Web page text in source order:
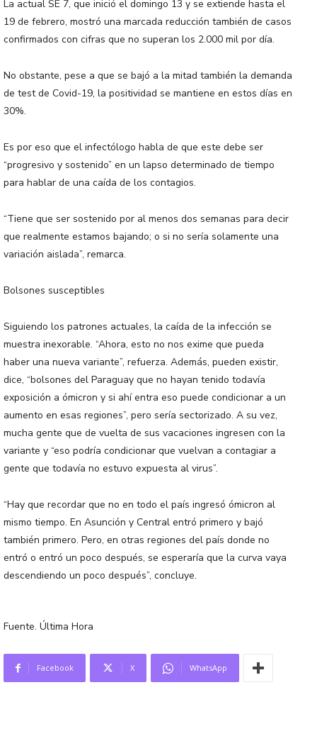
La actual SE 7, que inició el domingo 13 y se extiende hasta el
19 de febrero, mostró una marcada reducción también de casos
confirmados con cifras que no superan los 2.000 mil por día.
No obstante, pese a que se bajó a la mitad también la demanda
de test de Covid-19, la positividad se mantiene en estos días en
30%.
Es por eso que el infectólogo habla de que este debe ser
“progresivo y sostenido” en un lapso determinado de tiempo
para hablar de una caída de los contagios.
“Tiene que ser sostenido por al menos dos semanas para decir
que realmente estamos bajando; o si no sería solamente una
variación aislada”, remarca.
Bolsones susceptibles
Siguiendo los patrones actuales, la caída de la infección se
muestra inexorable. “Ahora, esto no nos exime que pueda
haber una nueva variante”, refuerza. Además, pueden existir,
dice, “bolsones del Paraguay que no hayan tenido todavía
exposición a ómicron y si ahí entra eso puede condicionar a un
aumento en esas regiones”, pero sería sectorizado. A su vez,
mucha gente que de vuelta de sus vacaciones ingresen con la
variante y “eso podría condicionar que vuelvan a contagiar a
gente que todavía no estuvo expuesta al virus”.
“Hay que recordar que no en todo el país ingresó ómicron al
mismo tiempo. En Asunción y Central entró primero y bajó
también primero. Pero, en otras regiones del país donde no
entró o entró un poco después, se esperaría que la curva vaya
descendiendo un poco después”, concluye.
Fuente. Última Hora
Facebook X WhatsApp